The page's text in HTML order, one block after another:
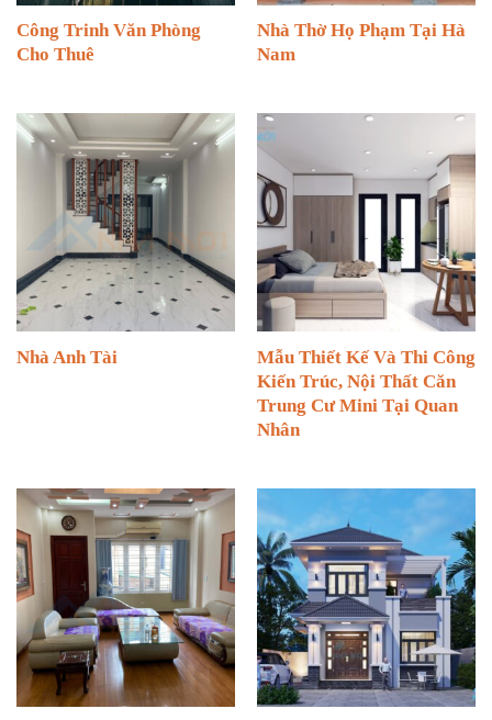
Công Trinh Văn Phòng
Cho Thuê
Nhà Thờ Họ Phạm Tại Hà
Nam
Nhà Anh Tài
Mẫu Thiết Kế Và Thi Công
Kiến Trúc, Nội Thất Căn
Trung Cư Mini Tại Quan
Nhân